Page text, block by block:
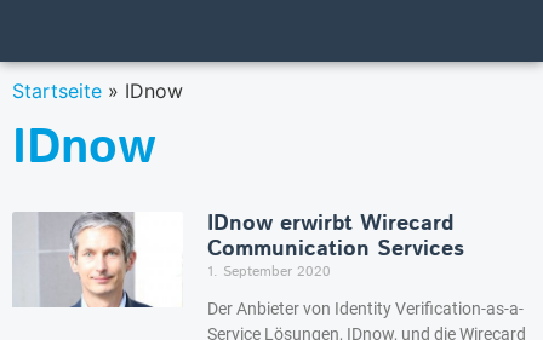
Startseite » IDnow
IDnow
IDnow erwirbt Wirecard
Communication Services
1. September 2020
Der Anbieter von Identity Verification-as-a-
Service Lösungen, IDnow, und die Wirecard